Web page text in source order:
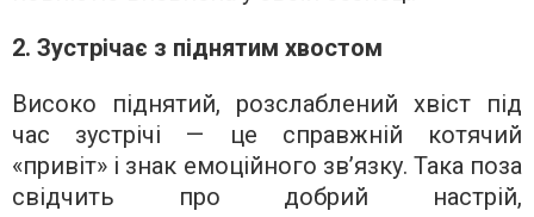
2. Зустрічає з піднятим хвостом
Високо піднятий, розслаблений хвіст під
час зустрічі — це справжній котячий
«привіт» і знак емоційного зв’язку. Така поза
свідчить про добрий настрій,